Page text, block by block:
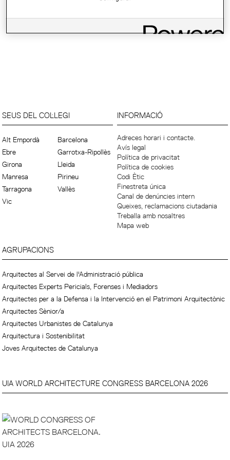
SEUS DEL COL·LEGI
Alt Empordà
Barcelona
Ebre
Garrotxa-Ripollès
Girona
Lleida
Manresa
Pirineu
Tarragona
Vallès
Vic
INFORMACIÓ
Adreces horari i contacte.
Avís legal
Política de privacitat
Política de cookies
Codi Ètic
Finestreta única
Canal de denúncies intern
Queixes, reclamacions ciutadania
Treballa amb nosaltres
Mapa web
AGRUPACIONS
Arquitectes al Servei de l'Administració pública
Arquitectes Experts Pericials, Forenses i Mediadors
Arquitectes per a la Defensa i la Intervenció en el Patrimoni Arquitectònic
Arquitectes Sènior/a
Arquitectes Urbanistes de Catalunya
Arquitectura i Sostenibilitat
Joves Arquitectes de Catalunya
UIA WORLD ARCHITECTURE CONGRESS BARCELONA 2026